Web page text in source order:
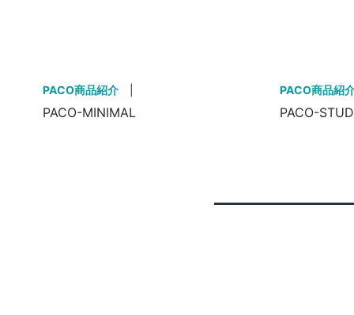
PACO商品紹介
PACO-MINIMAL
PACO商品紹
PACO-